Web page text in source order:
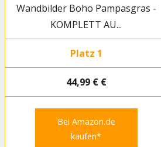
Wandbilder Boho Pampasgras -
KOMPLETT AU...
Platz 1
44,99 € €
Bei Amazon.de
kaufen*